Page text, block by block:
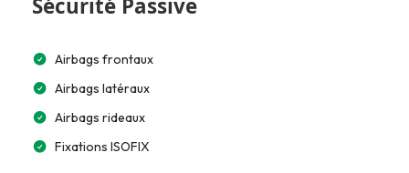
Airbags frontaux
Airbags latéraux
Airbags rideaux
Fixations ISOFIX